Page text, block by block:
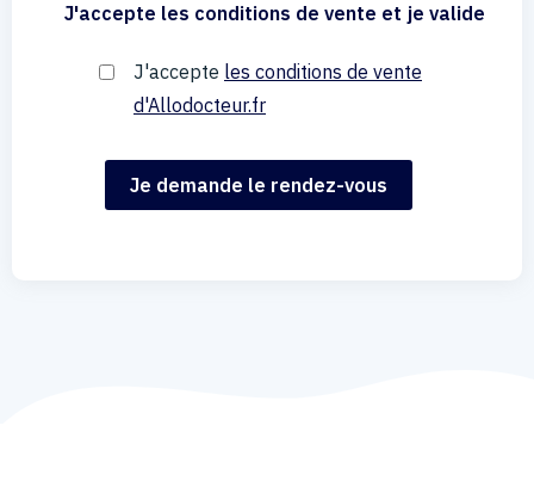
J'accepte les conditions de vente et je valide
J'accepte les conditions de vente
d'Allodocteur.fr